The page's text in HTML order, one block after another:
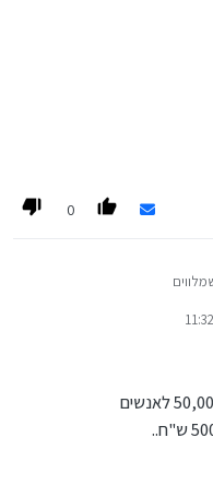
0
ללא ריבית